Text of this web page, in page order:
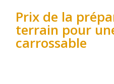
Prix de la
terrain pour
carrossable